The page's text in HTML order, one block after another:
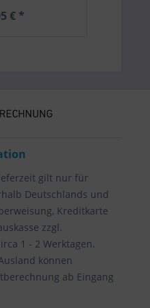
€ *
gilt nur für
Deutschlands und
Kreditkarte
zzgl.
1 - 2 Werktagen.
können
ab Eingang